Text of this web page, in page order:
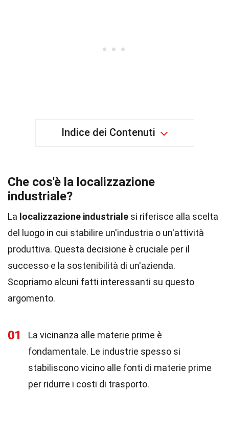
Indice dei Contenuti
Che cos'è la localizzazione
industriale?
La localizzazione industriale si riferisce alla scelta
del luogo in cui stabilire un'industria o un'attività
produttiva. Questa decisione è cruciale per il
successo e la sostenibilità di un'azienda.
Scopriamo alcuni fatti interessanti su questo
argomento.
01
La vicinanza alle materie prime è
fondamentale. Le industrie spesso si
stabiliscono vicino alle fonti di materie prime
per ridurre i costi di trasporto.